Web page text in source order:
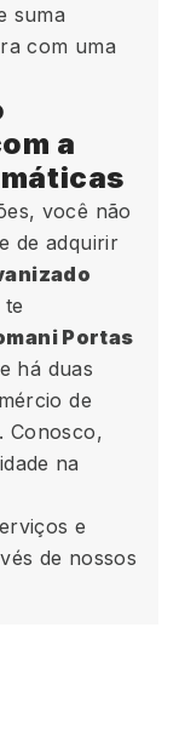
suma
com uma
a
você não
de adquirir
Portas
há duas
de
Conosco,
na
e
de nossos